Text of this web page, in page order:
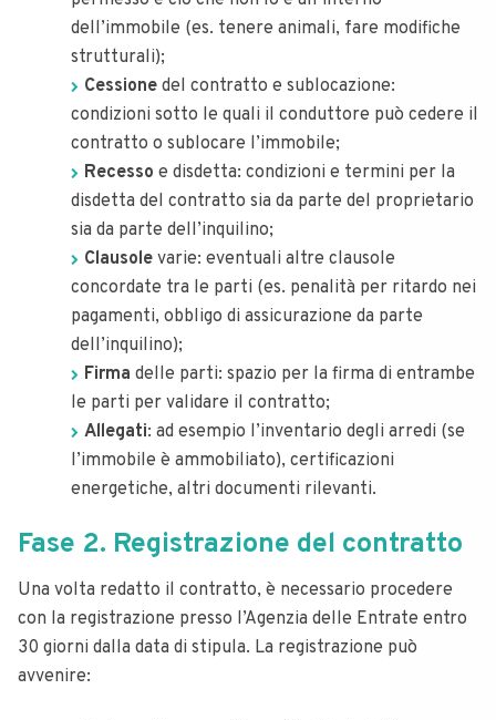
dell’immobile (es. tenere animali, fare modifiche
strutturali);
Cessione del contratto e sublocazione:
condizioni sotto le quali il conduttore può cedere il
contratto o sublocare l’immobile;
Recesso e disdetta: condizioni e termini per la
disdetta del contratto sia da parte del proprietario
sia da parte dell’inquilino;
Clausole varie: eventuali altre clausole
concordate tra le parti (es. penalità per ritardo nei
pagamenti, obbligo di assicurazione da parte
dell’inquilino);
Firma delle parti: spazio per la firma di entrambe
le parti per validare il contratto;
Allegati: ad esempio l’inventario degli arredi (se
l’immobile è ammobiliato), certificazioni
energetiche, altri documenti rilevanti.
Fase 2. Registrazione del contratto
Una volta redatto il contratto, è necessario procedere
con la registrazione presso l’Agenzia delle Entrate entro
30 giorni dalla data di stipula. La registrazione può
avvenire: